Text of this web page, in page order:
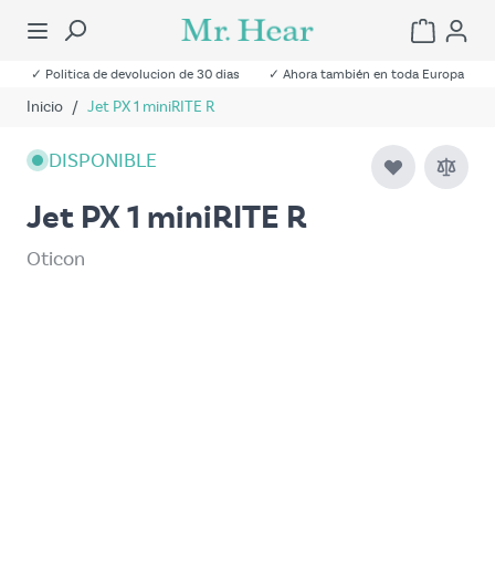
✓ Politica de devolucion de 30 dias ✓ Ahora también en toda Europa
Inicio / Jet PX 1 miniRITE R
Jet PX 1 miniRITE R
Oticon
DISPONIBLE